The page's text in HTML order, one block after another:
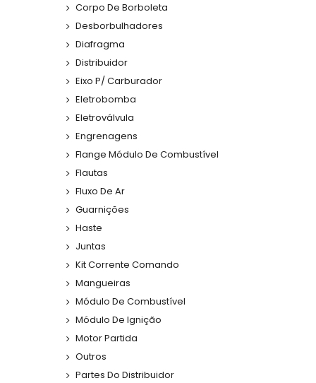
Corpo De Borboleta
Desborbulhadores
Diafragma
Distribuidor
Eixo P/ Carburador
Eletrobomba
Eletroválvula
Engrenagens
Flange Módulo De Combustível
Flautas
Fluxo De Ar
Guarnições
Haste
Juntas
Kit Corrente Comando
Mangueiras
Módulo De Combustível
Módulo De Ignição
Motor Partida
Outros
Partes Do Distribuidor